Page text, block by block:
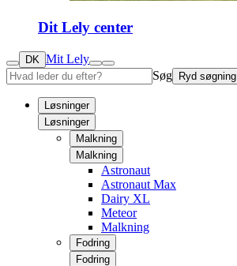
Dit Lely center
DK Mit Lely
Søg
Ryd søgning
Løsninger
Løsninger
Malkning
Malkning
Astronaut
Astronaut Max
Dairy XL
Meteor
Malkning
Fodring
Fodring